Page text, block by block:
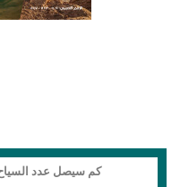
كم سيصل عدد السياح